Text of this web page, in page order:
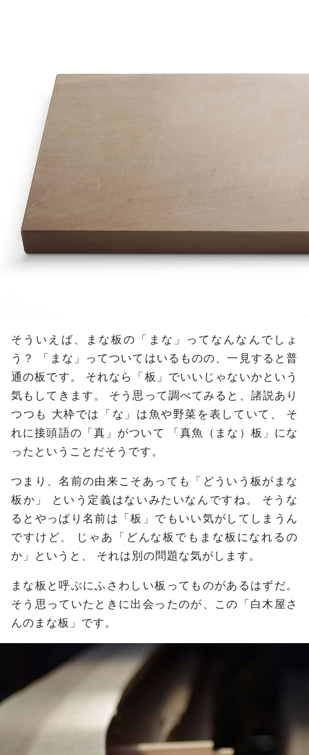
そういえば、まな板の「まな」ってなんなんでしょ
う？
「まな」ってついてはいるものの、一見すると普
通の板です。 それなら「板」でいいじゃないかという
気もしてきます。 そう思って調べてみると、諸説あり
つつも 大枠では「な」は魚や野菜を表していて、 そ
れに接頭語の「真」がついて
「真魚（まな）板」にな
ったということだそうです。
つまり、名前の由来こそあっても「どういう板がまな
板か」
という定義はないみたいなんですね。 そうな
るとやっぱり名前は「板」でもいい気がしてしまうん
ですけど、
じゃあ「どんな板でもまな板になれるの
か」というと、 それは別の問題な気がします。
まな板と呼ぶにふさわしい板ってものがあるはずだ。
そう思っていたときに出会ったのが、この「白木屋さ
んのまな板」です。